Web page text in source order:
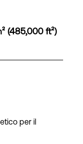
(485,000 ft²)
per il